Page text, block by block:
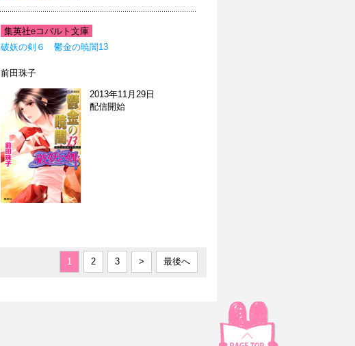
集英社eコバルト文庫
破妖の剣６ 鬱金の暁闇13
前田珠子
2013年11月29日
配信開始
1 2 3 > 最後へ